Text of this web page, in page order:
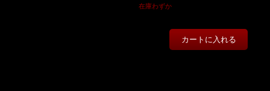
在庫わずか